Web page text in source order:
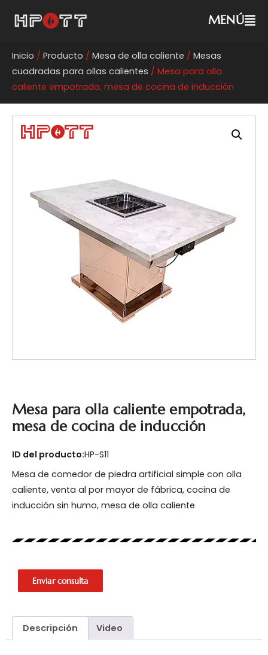
MENÚ
Inicio / Producto / Mesa de olla caliente / Mesas
cuadradas para ollas calientes / Mesa para olla
caliente empotrada, mesa de cocina de inducción
Mesa para olla caliente empotrada,
mesa de cocina de inducción
ID del producto:HP-S11
Mesa de comedor de piedra artificial simple con olla
caliente, venta al por mayor de fábrica, cocina de
inducción sin humo, mesa de olla caliente
Enviar consulta
Descripción Video